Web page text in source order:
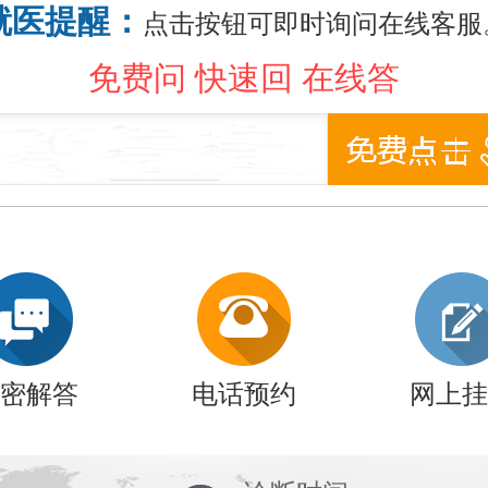
医提醒： 点击按钮可即时询问在线客
免费问 快速回 在线答
解答 电话预约 网上